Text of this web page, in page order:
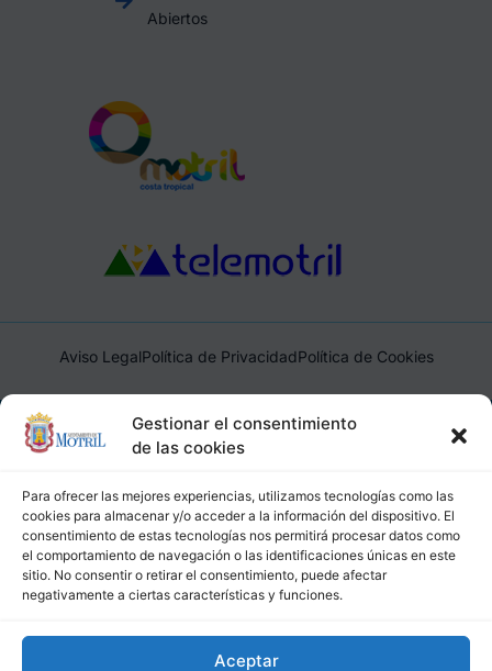
Gestionar el consentimiento
de las cookies
Para ofrecer las mejores experiencias, utilizamos tecnologías como las
cookies para almacenar y/o acceder a la información del dispositivo. El
consentimiento de estas tecnologías nos permitirá procesar datos como
el comportamiento de navegación o las identificaciones únicas en este
sitio. No consentir o retirar el consentimiento, puede afectar
negativamente a ciertas características y funciones.
Aceptar
Abiertos
Aviso LegalPolítica de PrivacidadPolítica de Cookies
Ayuntamiento de Motril, Plaza de España, 1, 18600, Motril,
(Granada), CIF: P1814200J, DIR3: L01181400